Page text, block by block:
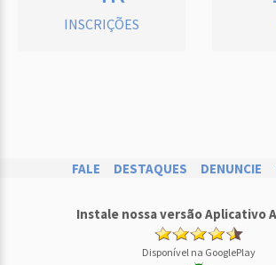
INSCRIÇÕES
FALE DESTAQUES DENUNCIE
Instale nossa versão Aplicativo
Disponível na GooglePlay